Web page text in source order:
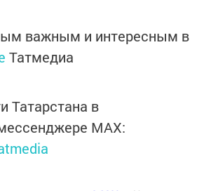
важным и интересным в
Татмедиа
Татарстана в
MАХ: